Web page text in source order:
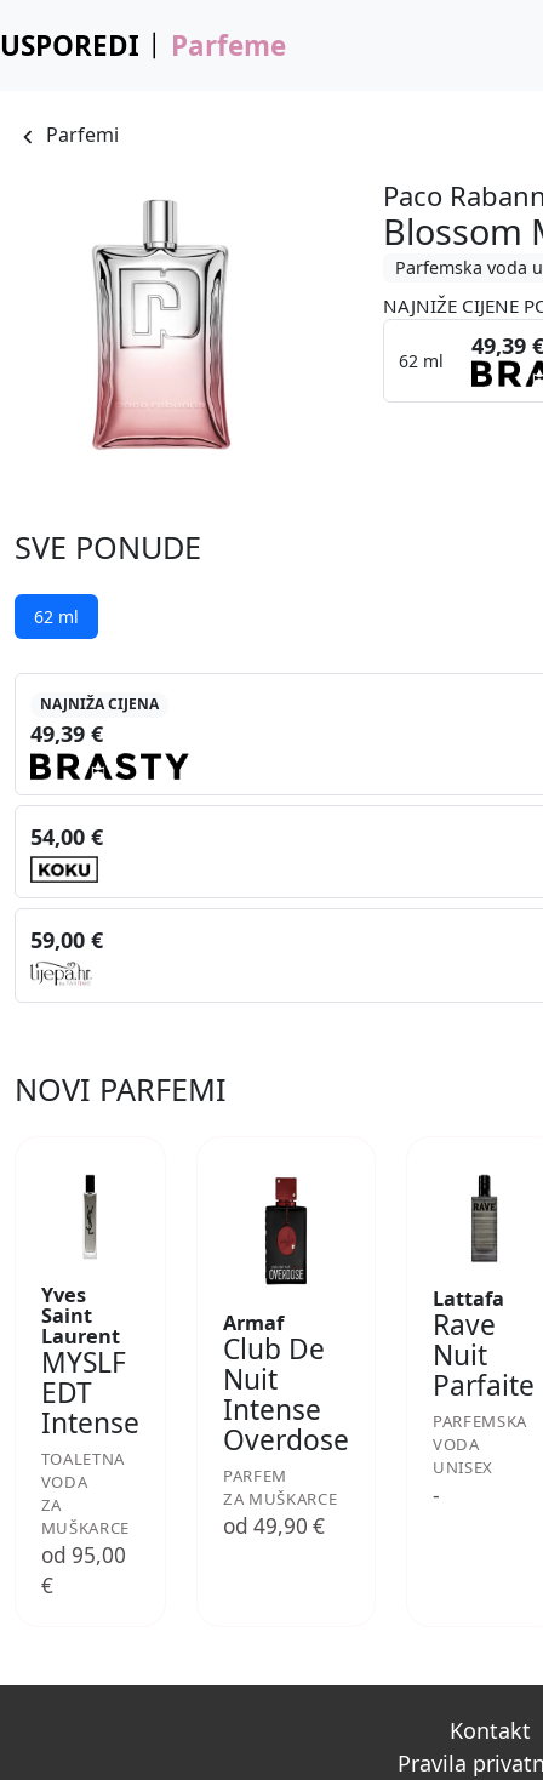
USPOREDI Parfeme
Parfemi
Paco
Blossom
Parfemska voda
NAJNIŽE CIJENE
62 ml
49,39
SVE PONUDE
62 ml
NAJNIŽA CIJENA
49,39 €
54,00 €
59,00 €
NOVI PARFEMI
Yves
Saint
Laurent
MYSLF
EDT
Intense
TOALETNA
VODA
ZA
MUŠKARCE
od 95,00
€
Armaf
Club De
Nuit
Intense
Overdose
PARFEM
ZA MUŠKARCE
od 49,90 €
Lattafa
Rave
Nuit
Parfaite
PARFEMSKA
VODA
UNISEX
-
Kontakt
Pravila